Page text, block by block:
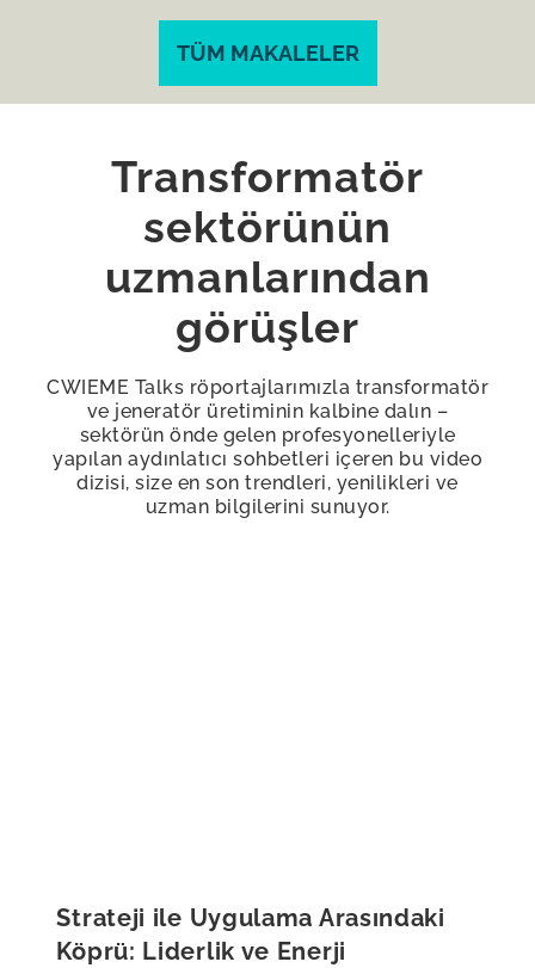
TÜM MAKALELER
Transformatör
sektörünün
uzmanlarından
görüşler
CWIEME Talks röportajlarımızla transformatör
ve jeneratör üretiminin kalbine dalın –
sektörün önde gelen profesyonelleriyle
yapılan aydınlatıcı sohbetleri içeren bu video
dizisi, size en son trendleri, yenilikleri ve
uzman bilgilerini sunuyor.
Strateji ile Uygulama Arasındaki
Köprü: Liderlik ve Enerji